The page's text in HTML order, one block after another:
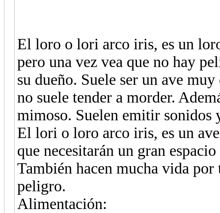
El loro o lori arco iris, es un
pero una vez vea que no hay
su dueño. Suele ser un ave
no suele tender a morder.
mimoso. Suelen emitir sonidos
El lori o loro arco iris, es un
que necesitarán un gran
También hacen mucha vida
peligro.
Alimentación: